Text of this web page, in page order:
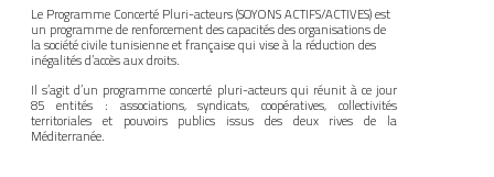
Le Programme Concerté Pluri-acteurs (SOYONS ACTIFS/ACTIVES) est
un programme de renforcement des capacités des organisations de
la société civile tunisienne et française qui vise à la réduction des
inégalités d’accès aux droits.
Il s’agit d’un programme concerté pluri-acteurs qui réunit à ce jour
85 entités : associations, syndicats, coopératives, collectivités
territoriales et pouvoirs publics issus des deux rives de la
Méditerranée.